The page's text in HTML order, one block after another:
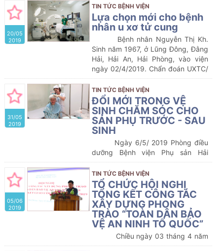
nhân.
tác chỉ đạo tuyến nhằm đưa những
dịch vụ kỹ thuật y tế đến gần dân,
góp phần thực hiện công bằng và
nâng cao chất lượng khám chữa
bệnh trong chăm sóc sức khỏe
nhân dân.
20/05
2019
TIN TỨC BỆNH VIỆN
Lựa chọn mới cho bệnh
nhân u xơ tử cung
Bệnh nhân Nguyễn Thị Kh.
Sinh năm 1967, ở Lũng Đông, Đằng
Hải, Hải An, Hải Phòng, vào viện
ngày 02/4/2019. Chẩn đoán UXTC/
tiểu đường. Bệnh viện mời hội chẩn
nội khoa, điều trị bệnh tiểu đường,
sau một tuần điều trị chỉ số đường
huyết ổn định, bệnh nhân được
Giám đốc bệnh viện hội chẩn, chỉ
định mổ u xơ tử cung.
31/05
2019
TIN TỨC BỆNH VIỆN
ĐỔI MỚI TRONG VỆ
SINH CHĂM SÓC CHO
SẢN PHỤ TRƯỚC - SAU
SINH
Ngày 6/5/ 2019 Phòng điều
dưỡng Bệnh viện Phụ sản Hải
Phòng đã có buổi thử nghiệm triển
khai vệ sinh cơ thể cho bệnh nhân
nội trú bằng phương pháp tắm gội
mới: Đó là phương pháp tắm gội
không cần nước !
05/06
2019
TIN TỨC BỆNH VIỆN
TỔ CHỨC HỘI NGHỊ
TỔNG KẾT CÔNG TÁC
XÂY DỰNG PHONG
TRÀO “TOÀN DÂN BẢO
VỆ AN NINH TỔ QUỐC”
Chiều ngày 03 tháng 4 năm
2019, Bệnh viện Phụ sản Hải Phòng